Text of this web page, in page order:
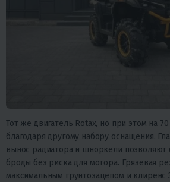
Тот же двигатель Rotax, но при этом на 70
благодаря другому набору оснащения.
вынос радиатора и шноркели позволяют
броды без риска для мотора. Грязевая
максимальным грунтозацепом и клиренс